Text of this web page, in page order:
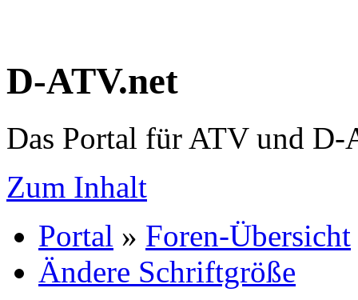
D-ATV.net
Das Portal für ATV und D-
Zum Inhalt
Portal » Foren-Übersicht
Ändere Schriftgröße